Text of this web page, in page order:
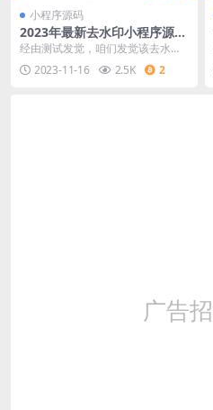
小程序源码
2023年最新去水印小程序源码
分享：无需后台、对接接口，
支持全网去水印功能
经由测试发觉，咱们发觉该去水印
小顺序的解析接口须要付费使用。
假如你有收费的解析接...
2023-11-16 2.5K 2